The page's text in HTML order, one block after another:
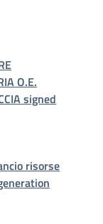
O.E.
signed
risorse